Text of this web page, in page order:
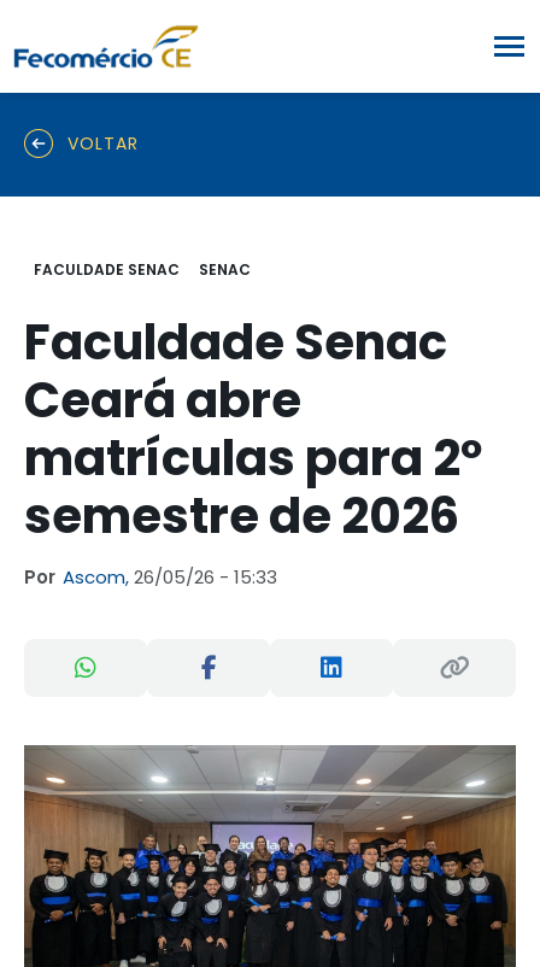
VOLTAR
FACULDADE SENAC SENAC
Faculdade Senac
Ceará abre
matrículas para 2º
semestre de 2026
Por Ascom,26/05/26 - 15:33